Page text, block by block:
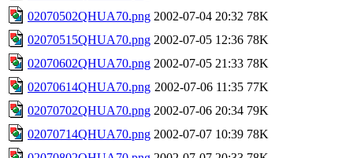
02070502QHUA70.png 2002-07-04 20:32 78K
02070515QHUA70.png 2002-07-05 12:36 78K
02070602QHUA70.png 2002-07-05 21:33 78K
02070614QHUA70.png 2002-07-06 11:35 77K
02070702QHUA70.png 2002-07-06 20:34 79K
02070714QHUA70.png 2002-07-07 10:39 78K